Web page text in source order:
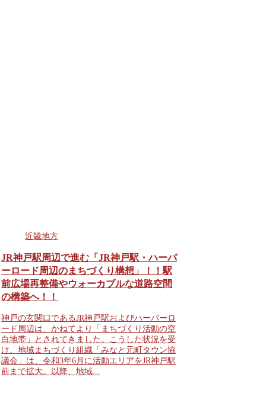
近畿地方
JR神戸駅周辺で進む「JR神戸駅・ハーバ
ーロード周辺のまちづくり構想」！！駅
前広場再整備やウォーカブルな道路空間
の構築へ！！
神戸の玄関口であるJR神戸駅およびハーバーロ
ード周辺は、かねてより「まちづくり活動の空
白地帯」とされてきました。こうした状況を受
け、地域まちづくり組織「みなと元町タウン協
議会」は、令和3年6月に活動エリアをJR神戸駅
前まで拡大。以降、地域...